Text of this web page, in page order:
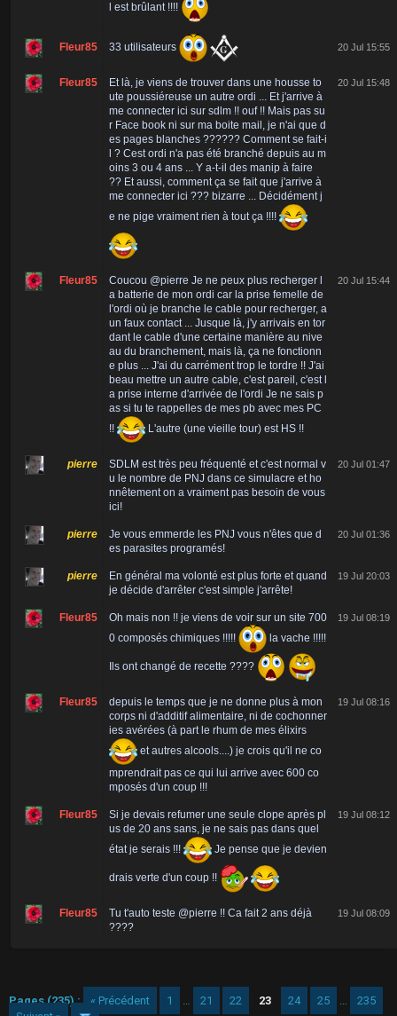
l est brûlant !!!!
Fleur85 33 utilisateurs 20 Jul 15:55
Fleur85
Et là, je viens de trouver dans une housse to
ute poussiéreuse un autre ordi ... Et j'arrive à
me connecter ici sur sdlm !! ouf !! Mais pas su
r Face book ni sur ma boite mail, je n'ai que d
es pages blanches ?????? Comment se fait-i
l ? Cest ordi n'a pas été branché depuis au m
oins 3 ou 4 ans ... Y a-t-il des manip à faire
?? Et aussi, comment ça se fait que j'arrive à
me connecter ici ??? bizarre ... Décidément j
e ne pige vraiment rien à tout ça !!!!
20 Jul 15:48
Fleur85
Coucou @pierre Je ne peux plus recherger l
a batterie de mon ordi car la prise femelle de
l'ordi où je branche le cable pour recherger, a
un faux contact ... Jusque là, j'y arrivais en tor
dant le cable d'une certaine manière au nive
au du branchement, mais là, ça ne fonctionn
e plus ... J'ai du carrément trop le tordre !! J'ai
beau mettre un autre cable, c'est pareil, c'est l
a prise interne d'arrivée de l'ordi Je ne sais p
as si tu te rappelles de mes pb avec mes PC
!!
L'autre (une vieille tour) est HS !!
20 Jul 15:44
pierre
SDLM est très peu fréquenté et c'est normal v
u le nombre de PNJ dans ce simulacre et ho
nnêtement on a vraiment pas besoin de vous
ici!
20 Jul 01:47
pierre
Je vous emmerde les PNJ vous n'êtes que d
es parasites programés!
20 Jul 01:36
pierre
En général ma volonté est plus forte et quand
je décide d'arrêter c'est simple j'arrête!
19 Jul 20:03
Fleur85
Oh mais non !! je viens de voir sur un site 700
0 composés chimiques !!!!!
la vache !!!!!
Ils ont changé de recette ????
19 Jul 08:19
Fleur85
depuis le temps que je ne donne plus à mon
corps ni d'additif alimentaire, ni de cochonner
ies avérées (à part le rhum de mes élixirs
et autres alcools....) je crois qu'il ne co
mprendrait pas ce qui lui arrive avec 600 co
mposés d'un coup !!!
19 Jul 08:16
Fleur85
Si je devais refumer une seule clope après pl
us de 20 ans sans, je ne sais pas dans quel
état je serais !!!
Je pense que je devien
drais verte d'un coup !!
19 Jul 08:12
Fleur85
Tu t'auto teste @pierre !! Ca fait 2 ans déjà
????
19 Jul 08:09
Pages (235) : « Précédent 1 21 22 23 24 25
235